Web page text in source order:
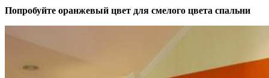
Попробуйте оранжевый цвет для смелого цвета спальни